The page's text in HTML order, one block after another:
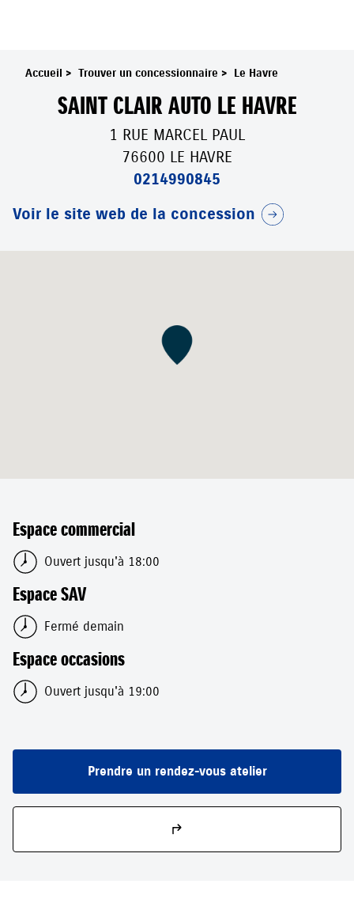
Accueil > Trouver un concessionnaire > Le Havre
SAINT CLAIR AUTO LE HAVRE
1 RUE MARCEL PAUL
76600 LE HAVRE
0214990845
Voir le site web de la concession
Espace commercial
Ouvert jusqu'à 18:00
Espace SAV
Fermé demain
Espace occasions
Ouvert jusqu'à 19:00
Prendre un rendez-vous atelier